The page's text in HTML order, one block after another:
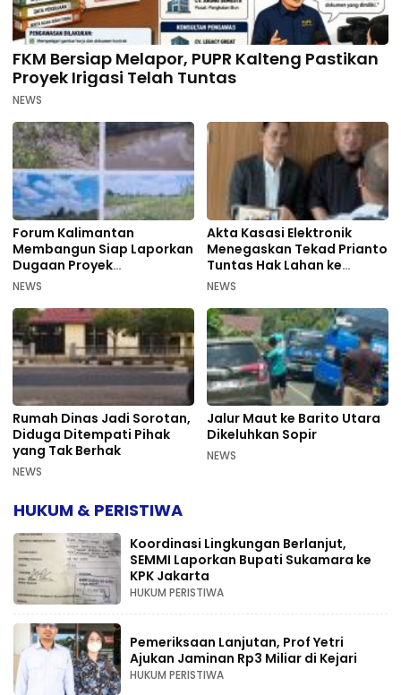
FKM Bersiap Melapor, PUPR Kalteng Pastikan
Proyek Irigasi Telah Tuntas
NEWS
Forum Kalimantan
Membangun Siap Laporkan
Dugaan Proyek
Bermasalah PUPR Kalteng
NEWS
Akta Kasasi Elektronik
Menegaskan Tekad Prianto
Tuntas Hak Lahan ke
Mahkamah Agung
NEWS
Rumah Dinas Jadi Sorotan,
Diduga Ditempati Pihak
yang Tak Berhak
NEWS
Jalur Maut ke Barito Utara
Dikeluhkan Sopir
NEWS
HUKUM & PERISTIWA
Koordinasi Lingkungan Berlanjut,
SEMMI Laporkan Bupati Sukamara ke
KPK Jakarta
HUKUM PERISTIWA
Pemeriksaan Lanjutan, Prof Yetri
Ajukan Jaminan Rp3 Miliar di Kejari
HUKUM PERISTIWA